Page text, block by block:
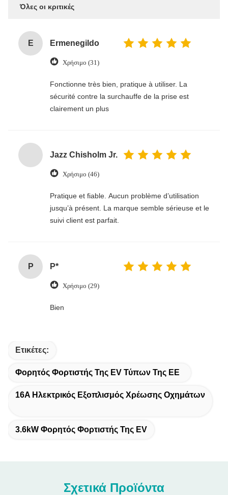
Όλες οι κριτικές
E Ermenegildo
Χρήσιμο (31)
Fonctionne très bien, pratique à utiliser. La
sécurité contre la surchauffe de la prise est
clairement un plus
Jazz Chisholm Jr.
Χρήσιμο (46)
Pratique et fiable. Aucun problème d’utilisation
jusqu’à présent. La marque semble sérieuse et le
suivi client est parfait.
P P*
Χρήσιμο (29)
Bien
Ετικέτες:
Φορητός Φορτιστής Της EV Τύπων Της ΕΕ
16A Ηλεκτρικός Εξοπλισμός Χρέωσης Οχημάτων
3.6kW Φορητός Φορτιστής Της EV
Σχετικά Προϊόντα